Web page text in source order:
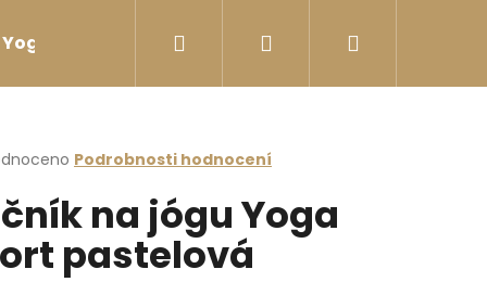
Yoga sport Láhve na vodu Yoga sport Termoska
Přihlášení
Podrobnosti hodnocení
na jógu Yoga
pastelová